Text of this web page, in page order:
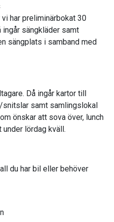
har preliminärbokat 30
sängkläder samt
sängplats i samband med
Då ingår kartor till
snitslar samt samlingslokal
önskar att sova över, lunch
lördag kväll.
du har bil eller behöver